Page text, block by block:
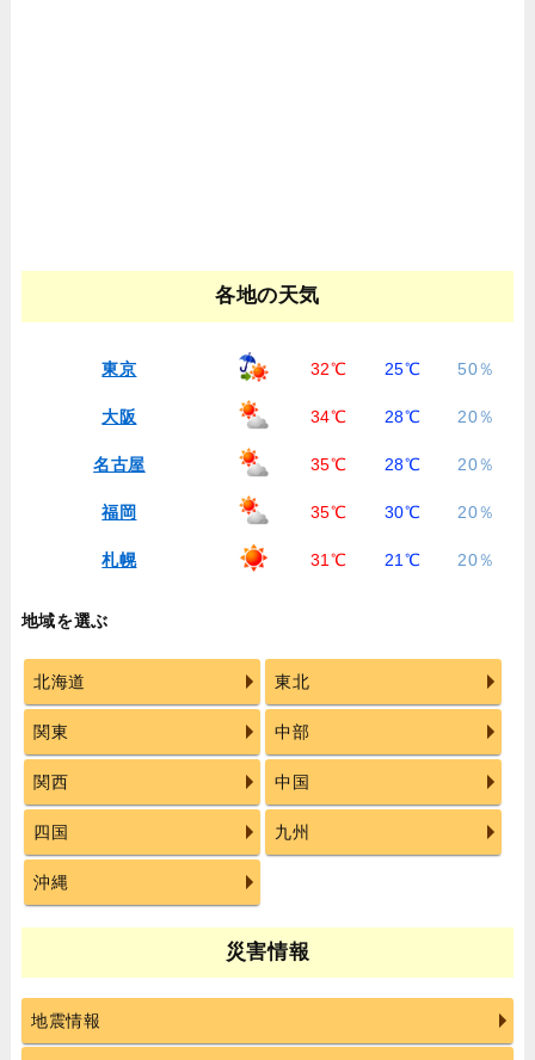
各地の天気
東京 32℃ 25℃ 50％
大阪 34℃ 28℃ 20％
名古屋 35℃ 28℃ 20％
福岡 35℃ 30℃ 20％
札幌 31℃ 21℃ 20％
地域を選ぶ
北海道 東北
関東 中部
関西 中国
四国 九州
沖縄
災害情報
地震情報